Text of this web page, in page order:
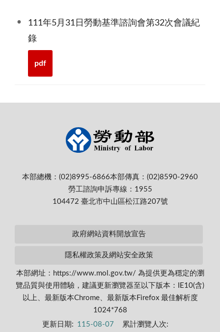
111年5月31日勞動基準諮詢會第32次會議紀
錄
pdf
本部總機：(02)8995-6866本部傳真：(02)8590-2960
勞工諮詢申訴專線：1955
104472 臺北市中山區松江路207號
政府網站資料開放宣告
隱私權政策及網站安全政策
本部網址：https://www.mol.gov.tw/ 為提供更為穩定的瀏
覽品質與使用體驗，建議更新瀏覽器至以下版本：IE10(含)
以上、最新版本Chrome、最新版本Firefox 最佳解析度
1024*768
更新日期: 115-08-07 累計瀏覽人次: